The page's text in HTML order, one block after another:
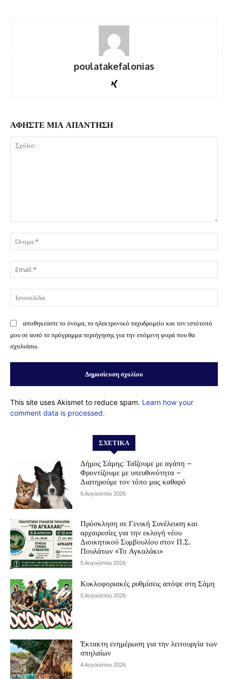
poulatakefalonias
ΑΦΗΣΤΕ ΜΙΑ ΑΠΑΝΤΗΣΗ
αποθηκεύστε το όνομα, το ηλεκτρονικό ταχυδρομείο και τον ιστότοπό
μου σε αυτό το πρόγραμμα περιήγησης για την επόμενη φορά που θα
σχολιάσω.
This site uses Akismet to reduce spam. Learn how your
comment data is processed.
ΣΧΕΤΙΚΆ
Δήμος Σάμης: Ταΐζουμε με αγάπη –
Φροντίζουμε με υπευθυνότητα –
Διατηρούμε τον τόπο μας καθαρό
6 Αυγούστου 2026
Πρόσκληση σε Γενική Συνέλευση και
αρχαιρεσίες για την εκλογή νέου
Διοικητικού Συμβουλίου στον Π.Σ.
Πουλάτων «Το Αγκαλάκι»
5 Αυγούστου 2026
Κυκλοφοριακές ρυθμίσεις απόψε στη Σάμη
5 Αυγούστου 2026
Έκτακτη ενημέρωση για την λειτουργία των
σπηλαίων
4 Αυγούστου 2026